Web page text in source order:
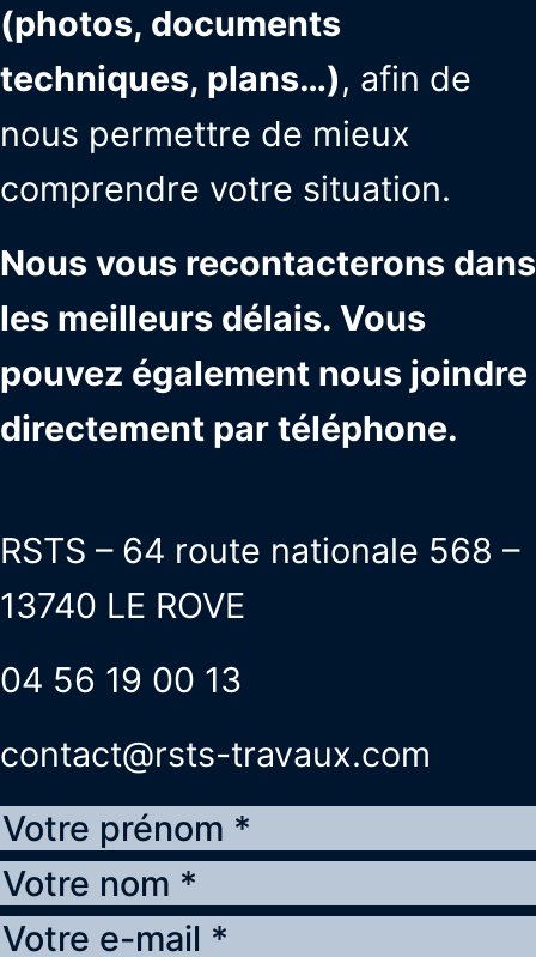
(photos, documents
techniques, plans…), afin de
nous permettre de mieux
comprendre votre situation.
Nous vous recontacterons dans
les meilleurs délais. Vous
pouvez également nous joindre
directement par téléphone.
RSTS – 64 route nationale 568 –
13740 LE ROVE
04 56 19 00 13
contact@rsts-travaux.com